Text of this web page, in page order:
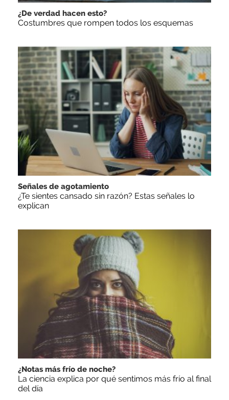
¿De verdad hacen esto?
Costumbres que rompen todos los esquemas
Señales de agotamiento
¿Te sientes cansado sin razón? Estas señales lo
explican
¿Notas más frío de noche?
La ciencia explica por qué sentimos más frío al final
del día